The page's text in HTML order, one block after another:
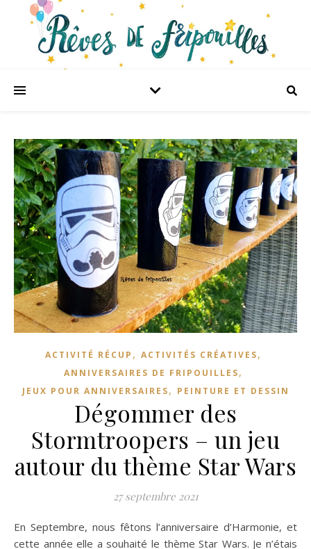
ACTIVITÉ RÉCUP , ACTIVITÉS CRÉATIVES,
ANNIVERSAIRES DE FRIPOUILLES,
JEUX POUR ANNIVERSAIRES, PEINTURE ET DESSIN
Dégommer des
Stormtroopers – un jeu
autour du thème Star Wars
27 septembre 2021
En Septembre, nous fêtons l’anniversaire d’Harmonie, et
cette année elle a souhaité le thème Star Wars. Je n’étais